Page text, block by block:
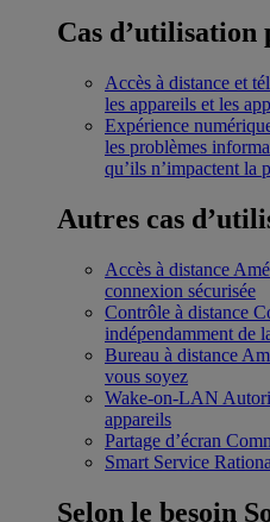
Cas d’utilisation
Accès à distance et
les appareils et les
Expérience
les problèmes
qu’ils n’impactent la
Autres cas
Accès à distance
connexion sécurisée
Contrôle à distance
indépendamment de
Bureau à distance
vous soyez
Wake-on-LAN
appareils
Partage d’écran
Smart Service
Selon le besoin